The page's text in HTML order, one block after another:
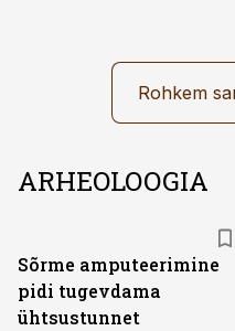
Rohkem
ARHEOLOOGIA
Sõrme amputeerimine
pidi tugevdama
ühtsustunnet